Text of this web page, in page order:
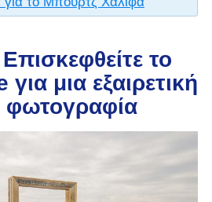
το
μια εξαιρετική
φωτογραφία